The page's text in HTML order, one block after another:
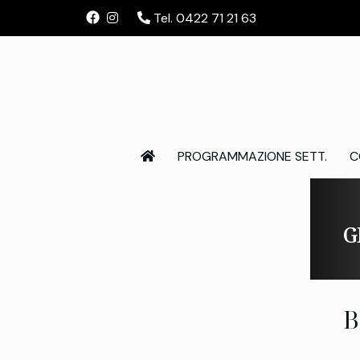
Tel. 0422 71 21 63
PROGRAMMAZIONE SETT.